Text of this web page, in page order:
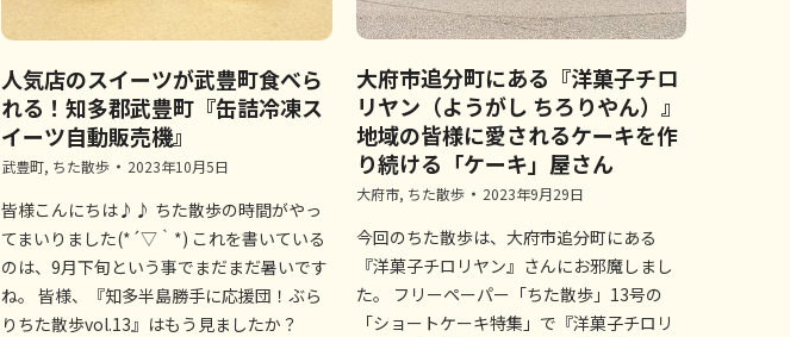
人気店のスイーツが武豊町食べら
れる！知多郡武豊町『缶詰冷凍ス
イーツ自動販売機』
武豊町, ちた散歩 2023年10月5日
皆様こんにちは♪♪ ちた散歩の時間がやっ
てまいりました(*´▽｀*) これを書いている
のは、9月下旬という事でまだまだ暑いです
ね。 皆様、『知多半島勝手に応援団！ぶら
りちた散歩vol.13』はもう見ましたか？
大府市追分町にある『洋菓子チロ
リヤン（ようがし ちろりやん）』
地域の皆様に愛されるケーキを作
り続ける「ケーキ」屋さん
大府市, ちた散歩 2023年9月29日
今回のちた散歩は、大府市追分町にある
『洋菓子チロリヤン』さんにお邪魔しまし
た。 フリーペーパー「ちた散歩」13号の
「ショートケーキ特集」で『洋菓子チロリ